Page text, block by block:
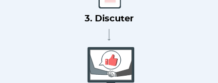
3. Discuter